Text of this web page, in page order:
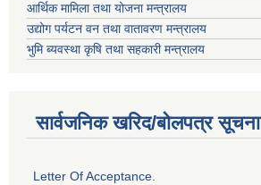
आर्थिक मामिला तथा योजना मन्त्रालय
उद्योग पर्यटन वन तथा वातावरण मन्त्रालय
भुमि ब्यवस्था कृषि तथा सहकारी मन्त्रालय
सार्वजनिक खरिद/बोलपत्र सूचना
Letter Of Acceptance.